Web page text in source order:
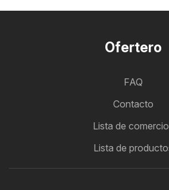
Ofertero
FAQ
Contacto
Lista de
Lista de